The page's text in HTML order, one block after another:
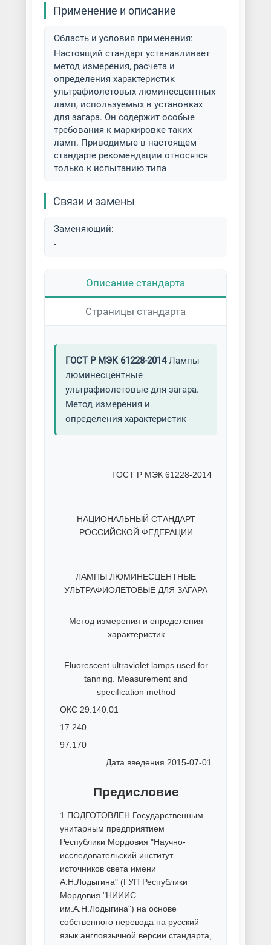
Применение и описание
Область и условия применения:
Настоящий стандарт устанавливает
метод измерения, расчета и
определения характеристик
ультрафиолетовых люминесцентных
ламп, используемых в установках
для загара. Он содержит особые
требования к маркировке таких
ламп. Приводимые в настоящем
стандарте рекомендации относятся
только к испытанию типа
Связи и замены
Заменяющий:
-
Описание стандарта
Страницы стандарта
ГОСТ Р МЭК 61228-2014Лампы
люминесцентные
ультрафиолетовые для загара.
Метод измерения и
определения характеристик